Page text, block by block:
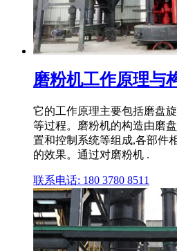
磨粉机工作原理与
它的工作原理主要包括磨盘
等过程。磨粉机的构造由磨
置和控制系统等组成,各部件
的效果。通过对磨粉机 .
联系电话: 180 3780 8511